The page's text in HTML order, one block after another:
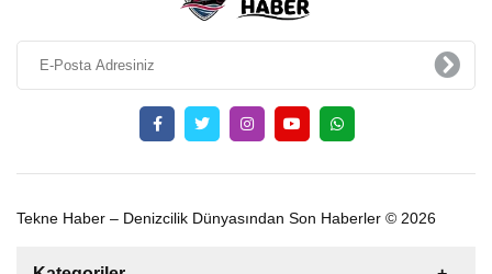
Tekne Haber – Denizcilik Dünyasından Son Haberler © 2026